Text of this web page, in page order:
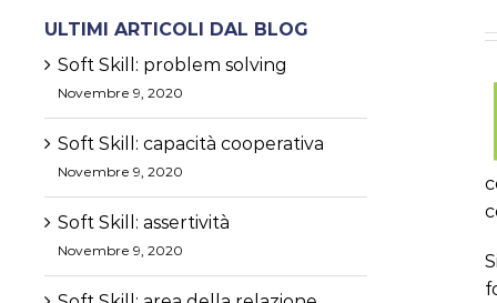
ULTIMI ARTICOLI DAL BLOG
Soft Skill: problem solving
Novembre 9, 2020
Soft Skill: capacità cooperativa
Novembre 9, 2020
Soft Skill: assertività
Novembre 9, 2020